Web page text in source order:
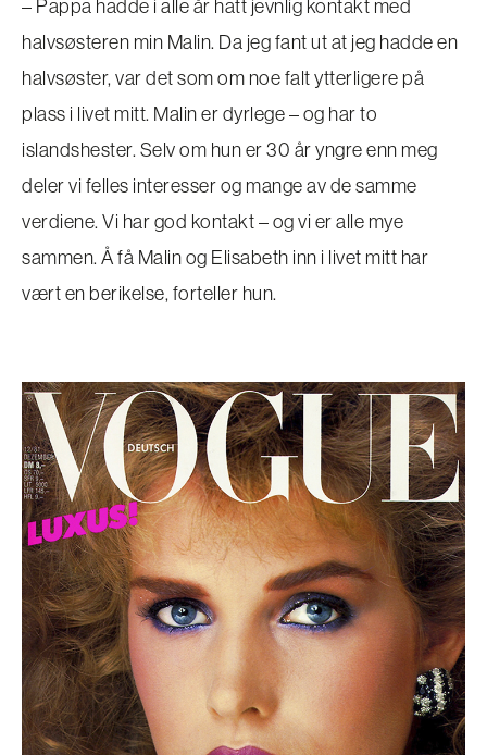
– Pappa hadde i alle år hatt jevnlig kontakt med
halvsøsteren min Malin. Da jeg fant ut at jeg hadde en
halvsøster, var det som om noe falt ytterligere på
plass i livet mitt. Malin er dyrlege – og har to
islandshester. Selv om hun er 30 år yngre enn meg
deler vi felles interesser og mange av de samme
verdiene. Vi har god kontakt – og vi er alle mye
sammen. Å få Malin og Elisabeth inn i livet mitt har
vært en berikelse, forteller hun.